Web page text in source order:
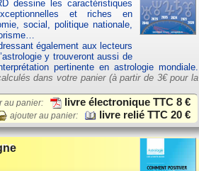
dessine les caractéristiques
et riches en
social, politique nationale,
également aux lecteurs
y trouveront aussi de
pertinente en astrologie mondiale.
dans votre panier (à partir de 3€ pour la
au panier: livre électronique TTC8 €
ajouter au panier: livre relié TTC20 €